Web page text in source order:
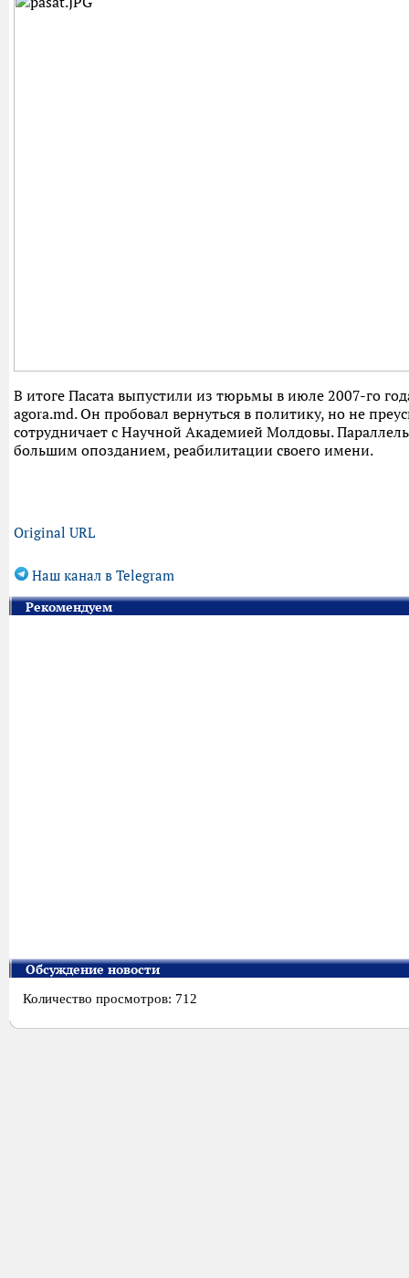
В итоге Пасата выпустили из тюрьмы в июле 2007-го
agora.md. Он пробовал вернуться в политику, но не
сотрудничает с Научной Академией Молдовы.
большим опозданием, реабилитации своего имени.
Original URL
Наш канал в Telegram
Рекомендуем
Обсуждение новости
Количество просмотров: 712